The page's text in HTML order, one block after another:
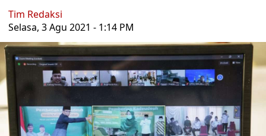
Tim Redaksi
Selasa, 3 Agu 2021 - 1:14 PM